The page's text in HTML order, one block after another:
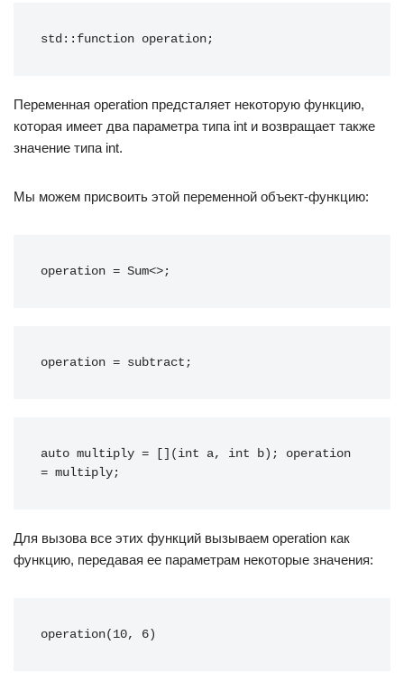
std::function operation;
Переменная operation предсталяет некоторую функцию,
которая имеет два параметра типа int и возвращает также
значение типа int.
Мы можем присвоить этой переменной объект-функцию:
operation = Sum<>;
operation = subtract;
auto multiply = [](int a, int b); operation
= multiply;
Для вызова все этих функций вызываем operation как
функцию, передавая ее параметрам некоторые значения:
operation(10, 6)